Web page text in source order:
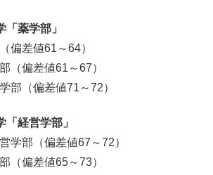
薬学部」
差値61～64）
偏差値61～67）
部（偏差値71～72）
経営学部」
部（偏差値67～72）
偏差値65～73）